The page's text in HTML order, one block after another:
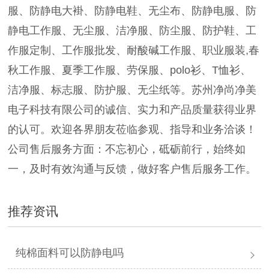
服、防静电大褂、防静电鞋、无尘布、防静电服、防
静电工作服、无尘服、洁净服、防尘服、防护鞋、工
作服定制、工作服批发、耐酸碱工作服、职业服装,春
秋工作服、夏季工作服、劳保服、polo衫、T恤衫、
洁净服、标志服、防护服、无尘纸等。苏州净尚净美
电子科技有限公司的诚信、实力和产品质量获得业界
的认可。欢迎各界朋友莅临参观、指导和业务洽谈！
公司售后服务方面：不忘初心，砥砺前行，始终如
一，及时有效沟通与反馈，做好客户售后服务工作。
推荐资讯
纯棉面料可以防静电吗